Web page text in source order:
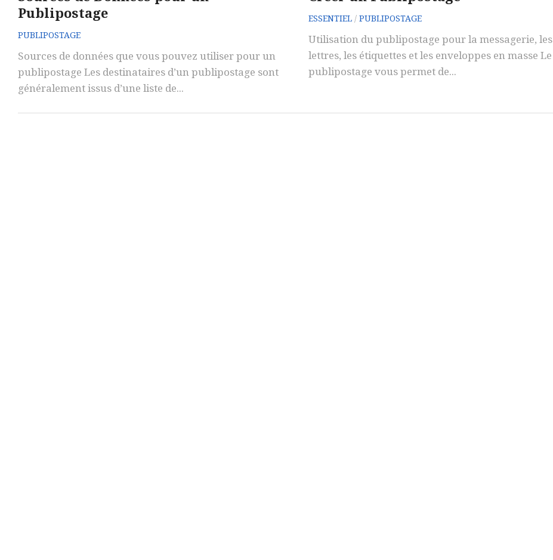
Publipostage
PUBLIPOSTAGE
Sources de données que vous pouvez utiliser pour un
publipostage Les destinataires d’un publipostage sont
généralement issus d’une liste de...
ESSENTIEL / PUBLIPOSTAGE
Utilisation du publipostage pour la messagerie, les
lettres, les étiquettes et les enveloppes en masse Le
publipostage vous permet de...